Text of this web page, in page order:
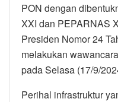
PON dengan
XXI dan PEPARNAS
Presiden Nomor 24
melakukan
pada Selasa (17/9/
Perihal infrastruktur